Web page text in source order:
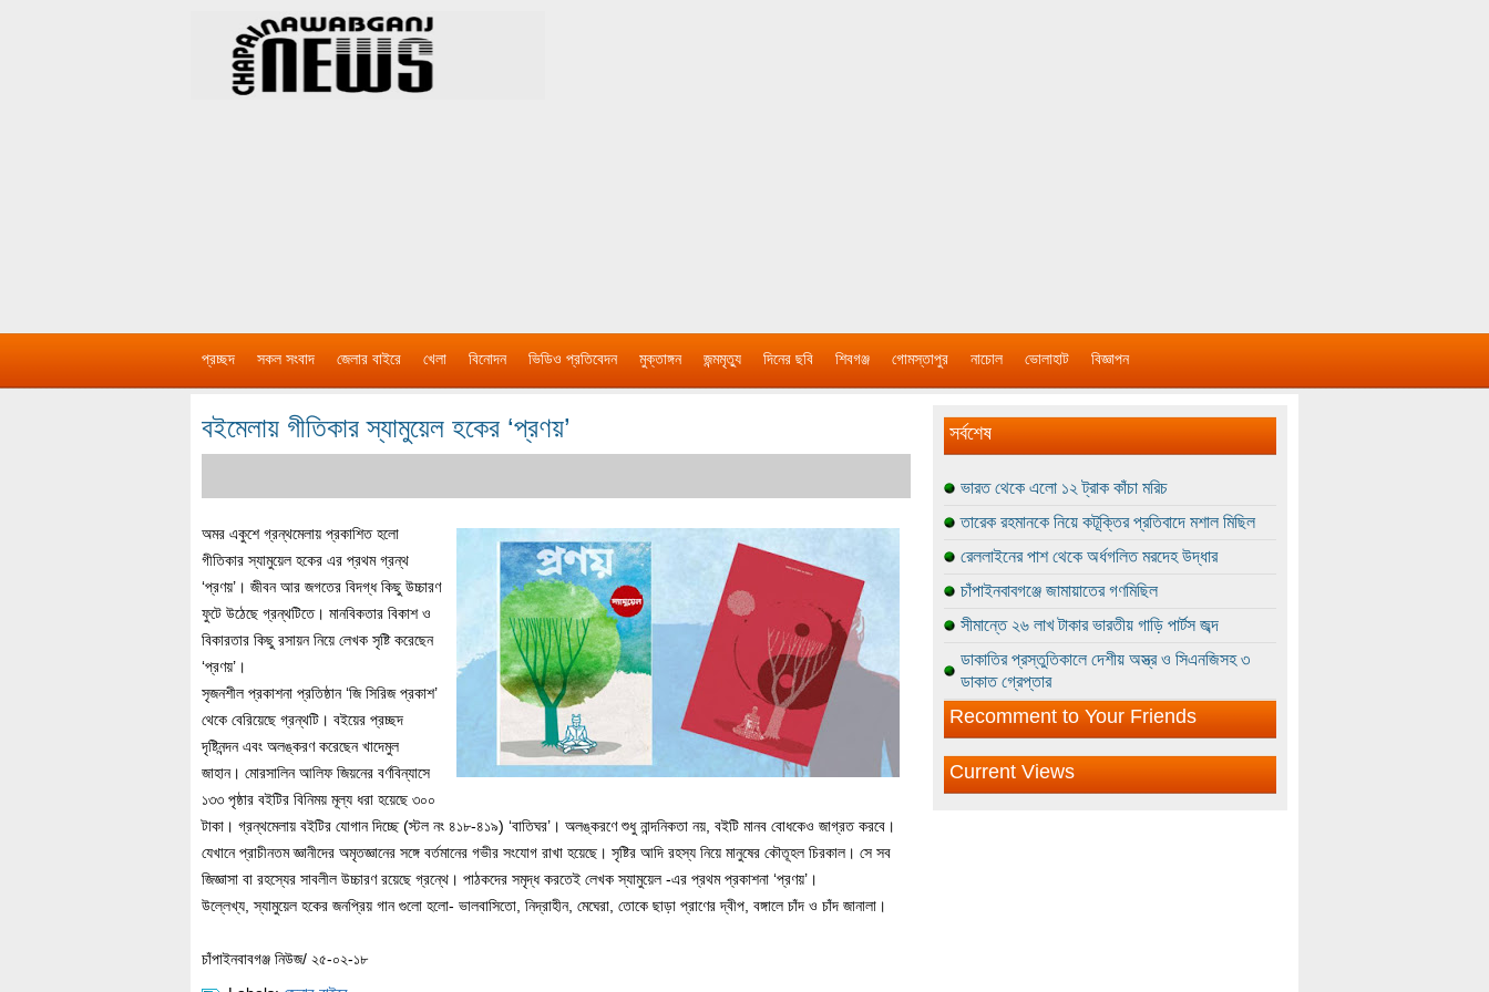
প্রচ্ছদ সকল সংবাদ জেলার বাইরে খেলা বিনোদন ভিডিও প্রতিবেদন মুক্তাঙ্গন জন্মমৃত্যু দিনের ছবি শিবগঞ্জ গোমস্তাপুর নাচোল ভোলাহাট বিজ্ঞাপন
বইমেলায় গীতিকার স্যামুয়েল হকের ‘প্রণয়’
অমর একুশে গ্রন্থমেলায় প্রকাশিত হলো
গীতিকার স্যামুয়েল হকের এর প্রথম গ্রন্থ
‘প্রণয়’। জীবন আর জগতের বিদগ্ধ কিছু উচ্চারণ
ফুটে উঠেছে গ্রন্থটিতে। মানবিকতার বিকাশ ও
বিকারতার কিছু রসায়ন নিয়ে লেখক সৃষ্টি করেছেন
‘প্রণয়’।
সৃজনশীল প্রকাশনা প্রতিষ্ঠান ‘জি সিরিজ প্রকাশ’
থেকে বেরিয়েছে গ্রন্থটি। বইয়ের প্রচ্ছদ
দৃষ্টিনন্দন এবং অলঙ্করণ করেছেন খাদেমুল
জাহান। মোরসালিন আলিফ জিয়নের বর্ণবিন্যাসে
১৩৩ পৃষ্ঠার বইটির বিনিময় মূল্য ধরা হয়েছে ৩০০
টাকা। গ্রন্থমেলায় বইটির যোগান দিচ্ছে (স্টল নং ৪১৮-৪১৯) ‘বাতিঘর’। অলঙ্করণে শুধু নান্দনিকতা নয়, বইটি মানব বোধকেও জাগ্রত করবে।
যেখানে প্রাচীনতম জ্ঞানীদের অমৃতজ্ঞানের সঙ্গে বর্তমানের গভীর সংযোগ রাখা হয়েছে। সৃষ্টির আদি রহস্য নিয়ে মানুষের কৌতূহল চিরকাল। সে সব
জিজ্ঞাসা বা রহস্যের সাবলীল উচ্চারণ রয়েছে গ্রন্থে। পাঠকদের সমৃদ্ধ করতেই লেখক স্যামুয়েল -এর প্রথম প্রকাশনা ‘প্রণয়’।
উল্লেখ্য, স্যামুয়েল হকের জনপ্রিয় গান গুলো হলো- ভালবাসিতো, নিদ্রাহীন, মেঘেরা, তোকে ছাড়া প্রাণের দ্বীপ, বঙ্গালে চাঁদ ও চাঁদ জানালা।
চাঁপাইনবাবগঞ্জ নিউজ/ ২৫-০২-১৮
সর্বশেষ
ভারত থেকে এলো ১২ ট্রাক কাঁচা মরিচ
তারেক রহমানকে নিয়ে কটূক্তির প্রতিবাদে মশাল মিছিল
রেললাইনের পাশ থেকে অর্ধগলিত মরদেহ উদ্ধার
চাঁপাইনবাবগঞ্জে জামায়াতের গণমিছিল
সীমান্তে ২৬ লাখ টাকার ভারতীয় গাড়ি পার্টস জব্দ
ডাকাতির প্রস্তুতিকালে দেশীয় অস্ত্র ও সিএনজিসহ ৩
ডাকাত গ্রেপ্তার
Recomment to Your Friends
Current Views